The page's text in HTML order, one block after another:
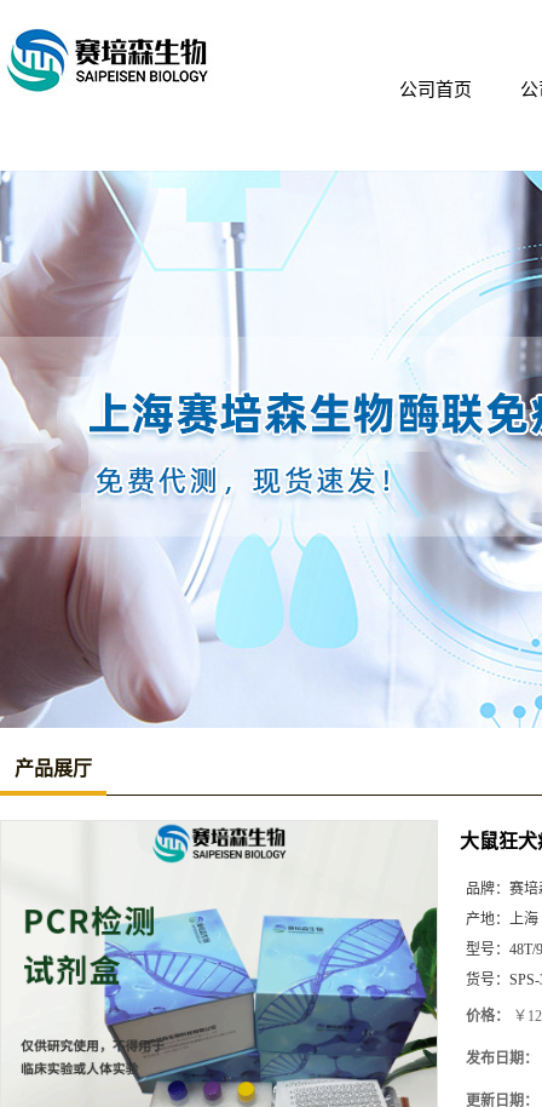
公司首页
产品展厅
大鼠狂犬
品牌： 赛培
产地： 上海
型号： 48T/
货号：
价格： ￥
发布日期：
更新日期：